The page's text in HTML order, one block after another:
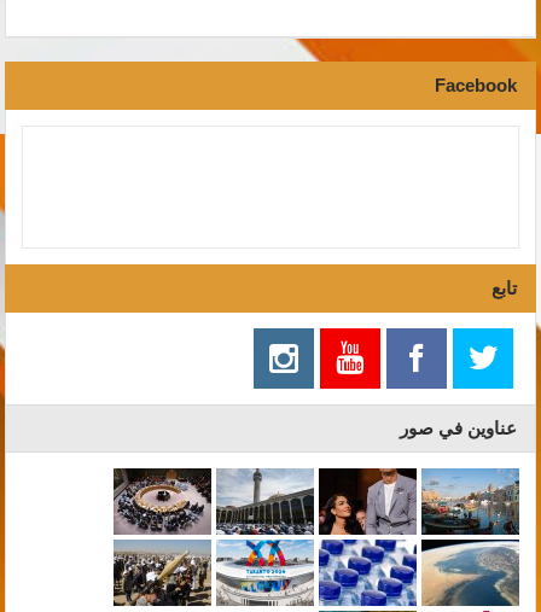
Facebook
تابع
عناوين في صور